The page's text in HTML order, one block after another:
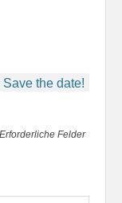
the date!
Erforderliche Felder